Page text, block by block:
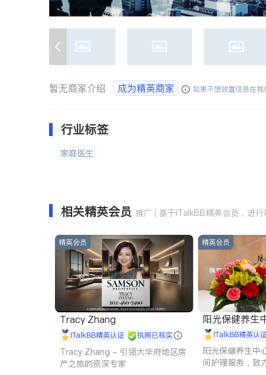
暂无商家介绍 成为精英商家 如果不想放置信息在
行业标签
家庭医生
相关精英会员 推广 | 基于iTalkBB精英会员，进行
精英会员
Tracy Zhang
iTalkBB精英认证 执照已核实
Tracy Zhang - 引领大华府地区房
产之旅的资深专家
精英会员
阳光保健养生
iTalkBB精英认
阳光保健养生中
间护理服务，致